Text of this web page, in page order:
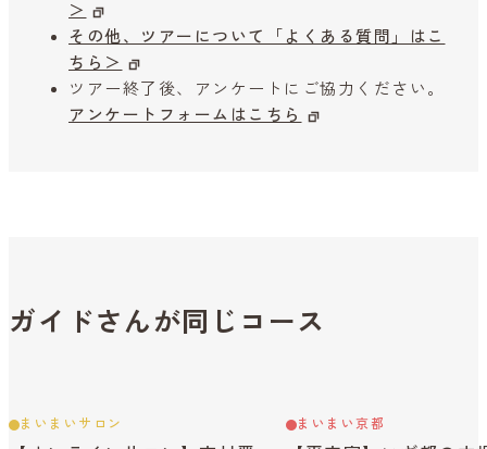
＞
その他、ツアーについて「よくある質問」はこ
ちら＞
ツアー終了後、アンケートにご協力ください。
アンケートフォームはこちら
ガイドさんが同じコース
まいまいサロン まいまい京都